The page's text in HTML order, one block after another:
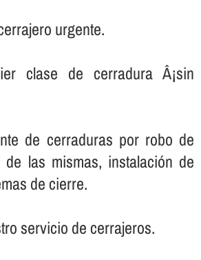
urgente.
clase de cerradura Â¡sin
de cerraduras por robo de
las mismas, instalación de
de cierre.
servicio de cerrajeros.